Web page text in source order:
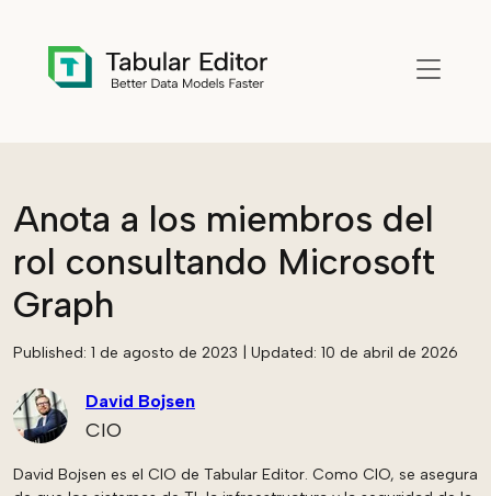
Anota a los miembros del
rol consultando Microsoft
Graph
Published: 1 de agosto de 2023 | Updated: 10 de abril de 2026
David Bojsen
CIO
David Bojsen es el CIO de Tabular Editor. Como CIO, se asegura